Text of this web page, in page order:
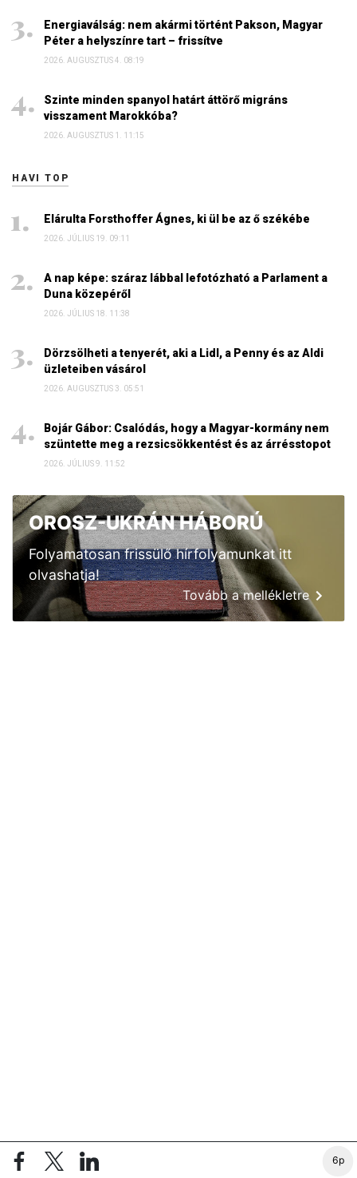
6p
Energiaválság: nem akármi történt Pakson, Magyar
Péter a helyszínre tart – frissítve
2026. AUGUSZTUS 4. 08:19
Szinte minden spanyol határt áttörő migráns
visszament Marokkóba?
2026. AUGUSZTUS 1. 11:15
HAVI TOP
Elárulta Forsthoffer Ágnes, ki ül be az ő székébe
2026. JÚLIUS 19. 09:11
A nap képe: száraz lábbal lefotózható a Parlament a
Duna közepéről
2026. JÚLIUS 18. 11:38
Dörzsölheti a tenyerét, aki a Lidl, a Penny és az Aldi
üzleteiben vásárol
2026. AUGUSZTUS 3. 05:51
Bojár Gábor: Csalódás, hogy a Magyar-kormány nem
szüntette meg a rezsicsökkentést és az árrésstopot
2026. JÚLIUS 9. 11:52
OROSZ-UKRÁN HÁBORÚ
Folyamatosan frissülő hírfolyamunkat itt
olvashatja!
Tovább a mellékletre